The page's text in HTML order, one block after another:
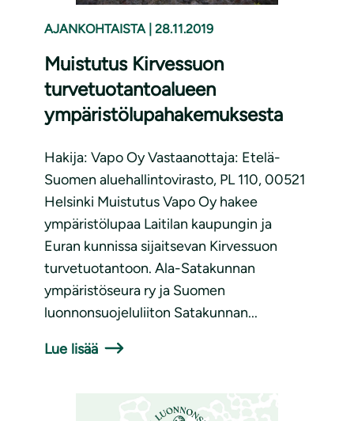
AJANKOHTAISTA 28.11.2019
Muistutus Kirvessuon
turvetuotantoalueen
ympäristölupahakemuksesta
Hakija: Vapo Oy Vastaanottaja: Etelä-
Suomen aluehallintovirasto, PL 110, 00521
Helsinki Muistutus Vapo Oy hakee
ympäristölupaa Laitilan kaupungin ja
Euran kunnissa sijaitsevan Kirvessuon
turvetuotantoon. Ala-Satakunnan
ympäristöseura ry ja Suomen
luonnonsuojeluliiton Satakunnan...
Lue lisää